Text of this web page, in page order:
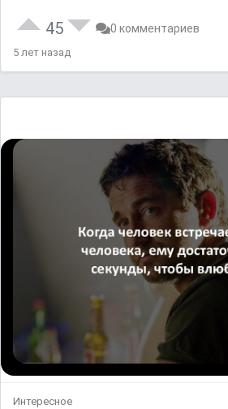
45 0 комментариев
5 лет назад
Интересное